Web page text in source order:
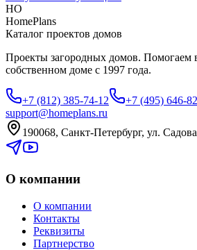
HO
HomePlans
Каталог проектов домов
Проекты загородных домов. Помогаем
собственном доме с 1997 года.
+7 (812) 385-74-12
+7 (495) 646-
support@homeplans.ru
190068, Санкт-Петербург, ул.
О компании
О компании
Контакты
Реквизиты
Партнерство